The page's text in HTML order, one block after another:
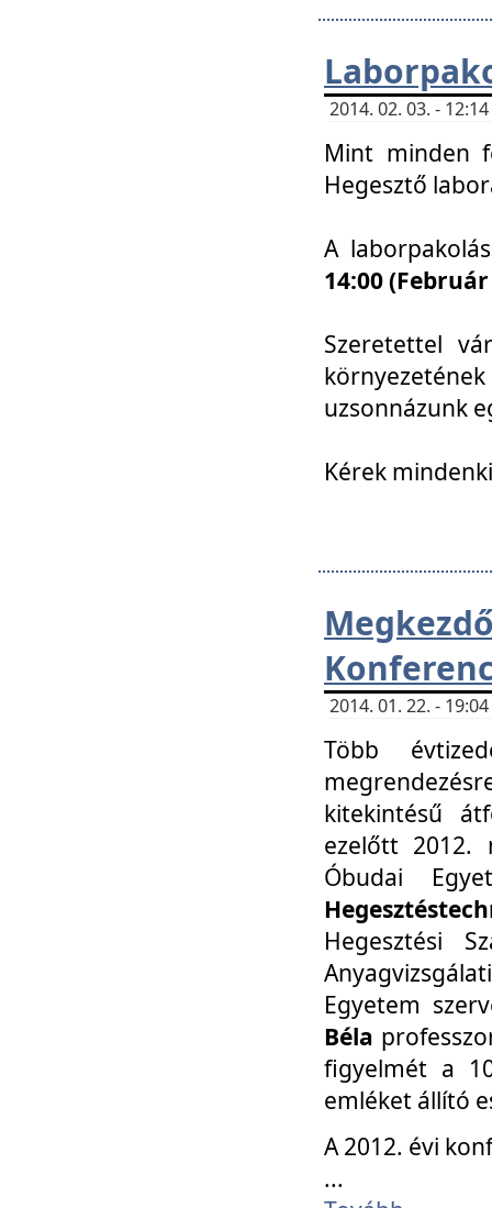
2014. 02. 03. -
Mint minden
Hegesztő
A
14:00
Szeretettel
uzsonnázunk
Kérek
2014. 01. 22. -
Több
kitekintésű
ezelőtt 2012.
Óbudai
Hegesztési
Egyetem
Béla
figyelmét a
emléket állító
A 2012. évi
...